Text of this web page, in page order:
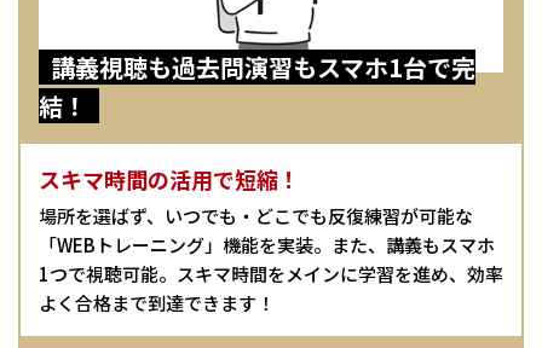
講義視聴も過去問演習もスマホ1台で完
結！
スキマ時間の活用で短縮！
場所を選ばず、いつでも・どこでも反復練習が可能な
「WEBトレーニング」機能を実装。また、講義もスマホ
1つで視聴可能。スキマ時間をメインに学習を進め、効率
よく合格まで到達できます！